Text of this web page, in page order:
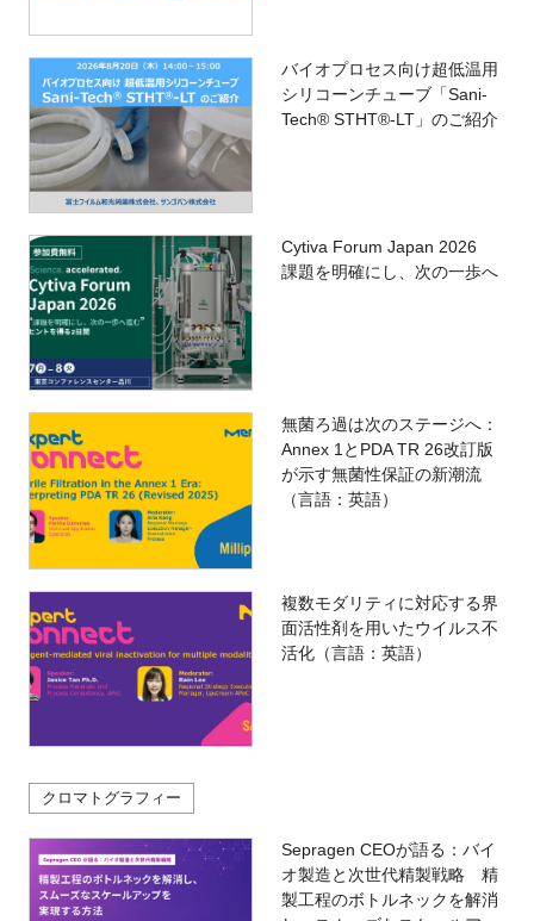
バイオプロセス向け超低温用
シリコーンチューブ「Sani-
Tech® STHT®-LT」のご紹介
Cytiva Forum Japan 2026
課題を明確にし、次の一歩へ
無菌ろ過は次のステージへ：
Annex 1とPDA TR 26改訂版
が示す無菌性保証の新潮流
（言語：英語）
複数モダリティに対応する界
面活性剤を用いたウイルス不
活化（言語：英語）
クロマトグラフィー
Sepragen CEOが語る：バイ
オ製造と次世代精製戦略 精
製工程のボトルネックを解消